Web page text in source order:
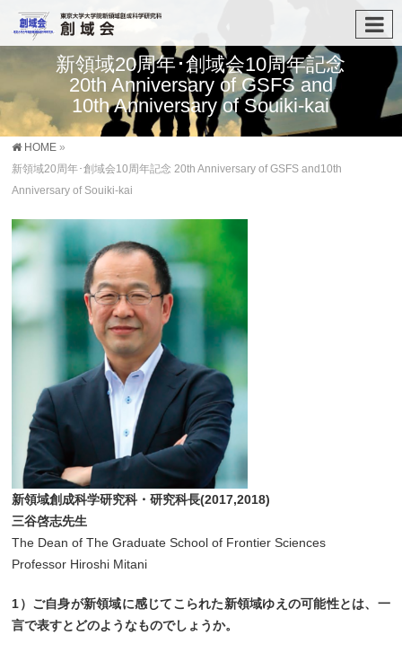
新領域20周年･創域会10周年記念
20th Anniversary of GSFS and
10th Anniversary of Souiki-kai
HOME »
新領域20周年･創域会10周年記念 20th Anniversary of GSFS and10th
Anniversary of Souiki-kai
新領域創成科学研究科・研究科長(2017,2018)
三谷啓志先生
The Dean of The Graduate School of Frontier Sciences
Professor Hiroshi Mitani
1）ご自身が新領域に感じてこられた新領域ゆえの可能性とは、一
言で表すとどのようなものでしょうか。